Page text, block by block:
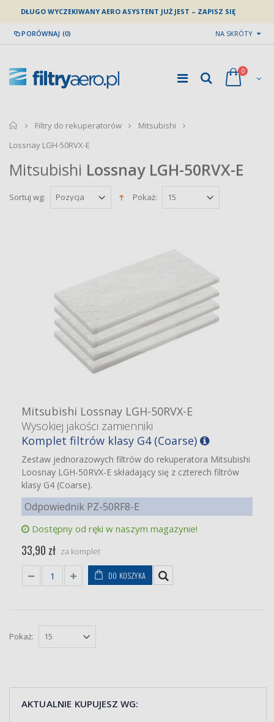
DŁUGO WYCZEKIWANY AERO ASYSTENT JUŻ JEST – ZAPISZ SIĘ
PORÓWNAJ (0) NA SKRÓTY
0
home
Filtry do rekuperatorów
Mitsubishi
Lossnay LGH-50RVX-E
Mitsubishi Lossnay LGH-50RVX-E
Sortuj wg: Pokaż:
Mitsubishi Lossnay LGH-50RVX-E
Wysokiej jakości zamienniki
Komplet filtrów klasy G4 (Coarse)
Zestaw jednorazowych filtrów do rekuperatora Mitsubishi
Loosnay LGH-50RVX-E składający się z czterech filtrów
klasy G4 (Coarse).
Odpowiednik PZ-50RF8-E
Dostępny od ręki w naszym magazynie!
33,90 zł za komplet
DO KOSZYKA
Pokaż:
AKTUALNIE KUPUJESZ WG: